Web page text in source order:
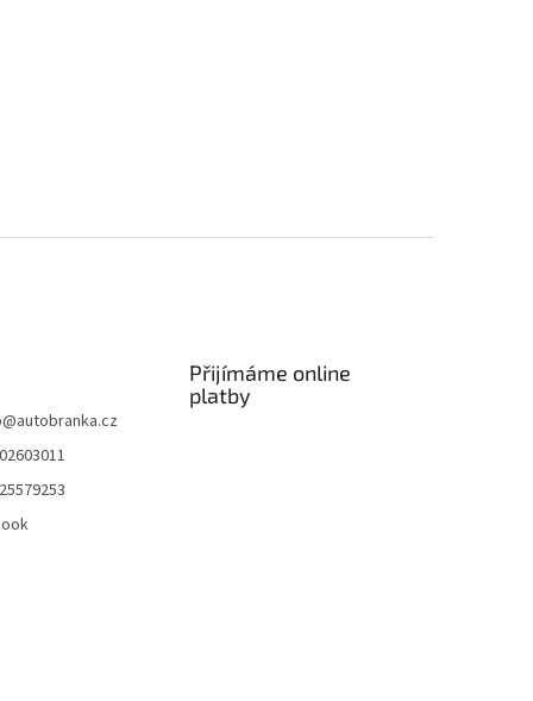
@autobranka.cz
Přijímáme online
platby